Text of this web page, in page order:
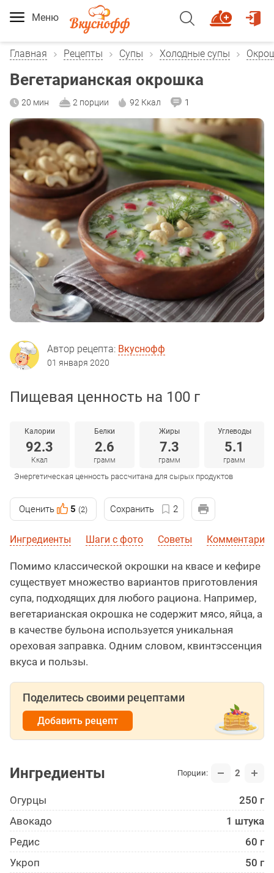
Меню
Главная Рецепты Супы Холодные супы
Вегетарианская окрошка
20 мин 2 порции 92 Ккал 1
Автор рецепта: Вкуснофф
01 января 2020
Пищевая ценность на 100 г
Калории
92.3
Ккал
Белки
2.6
грамм
Жиры
7.3
грамм
Углеводы
5.1
грамм
Энергетическая ценность рассчитана для сырых продуктов
Оценить 5 (2) Сохранить 2
Ингредиенты Шаги с фото Советы Комментарии
Помимо классической окрошки на квасе и кефире
существует множество вариантов приготовления
супа, подходящих для любого рациона. Например,
вегетарианская окрошка не содержит мясо, яйца, а
в качестве бульона используется уникальная
ореховая заправка. Одним словом, квинтэссенция
вкуса и пользы.
Поделитесь своими рецептами
Добавить рецепт
Ингредиенты Порции: 2
Огурцы
250 г
Авокадо
1 штука
Редис
60 г
Укроп
50 г